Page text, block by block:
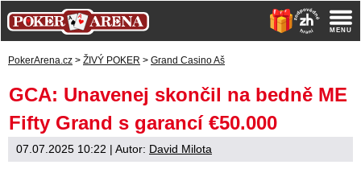
PokerArena.cz > ŽIVÝ POKER > Grand Casino Aš
GCA: Unavenej skončil na bedně ME
Fifty Grand s garancí €50.000
07.07.2025 10:22 | Autor: David Milota